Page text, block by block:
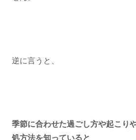
逆に言うと、
季節に合わせた過ごし方や起こり
処方法を知っていると